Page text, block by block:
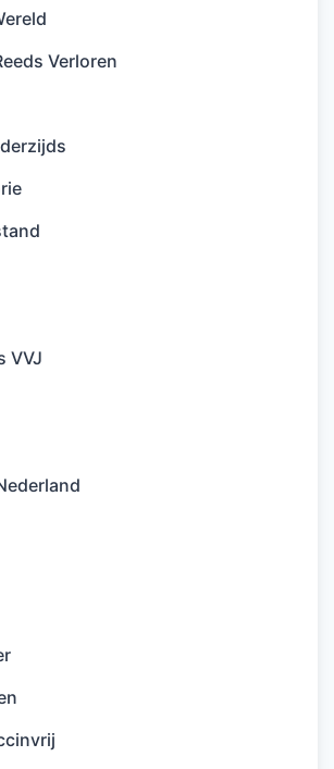
Verloren
VVJ